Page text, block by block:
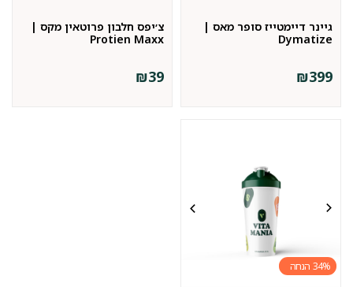
גיינר דיימטייז סופר מאס |
Dymatize
₪399
צ׳יפס חלבון פרוטאין מקס |
Protien Maxx
₪39
34%